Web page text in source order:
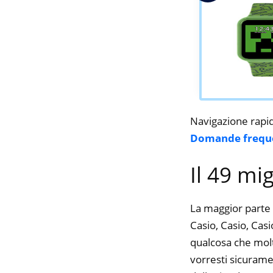
Navigazione
Domande
Il 49
La maggior
Casio, Casio,
qualcosa che
vorresti